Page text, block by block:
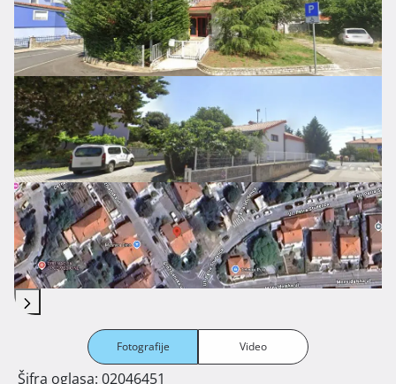
Fotografije Video
Šifra oglasa: 02046451